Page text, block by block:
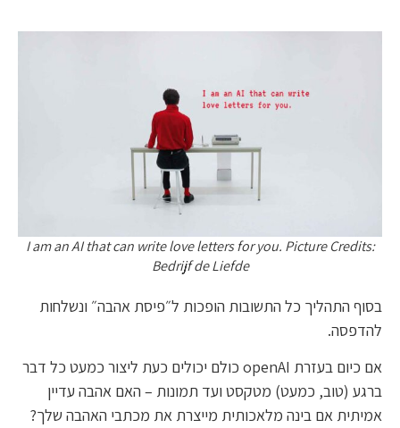
I am an AI that can write love letters for you. Picture Credits:
Bedrijf de Liefde
בסוף התהליך כל התשובות הופכות ל״פיסת אהבה״ ונשלחות
להדפסה.
אם כיום בעזרת openAI כולם יכולים כעת ליצור כמעט כל דבר
ברגע (טוב, כמעט) מטקסט ועד תמונות – האם אהבה עדיין
אמיתית אם בינה מלאכותית מייצרת את מכתבי האהבה שלך?